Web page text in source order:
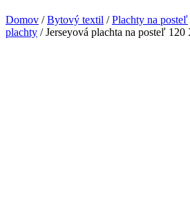
Domov /Bytový textil /Plachty na posteľ
plachty / Jerseyová plachta na posteľ